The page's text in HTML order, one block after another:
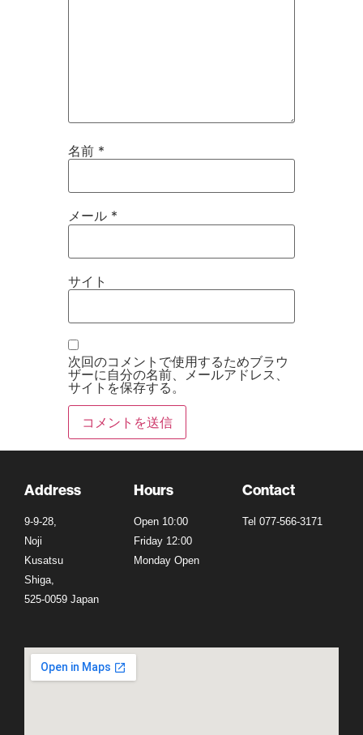
名前 *
メール *
サイト
次回のコメントで使用するためブラウ
ザーに自分の名前、メールアドレス、
サイトを保存する。
Address
9-9-28,
Noji
Kusatsu
Shiga,
525-0059 Japan
Hours
Open 10:00
Friday 12:00
Monday Open
Contact
Tel 077-566-3171